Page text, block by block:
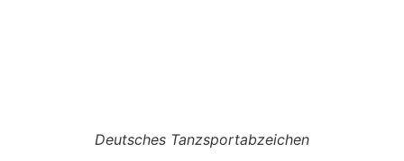
Deutsches Tanzsportabzeichen